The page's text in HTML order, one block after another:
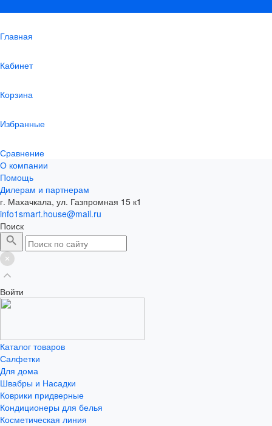
Главная
Кабинет
Корзина
Избранные
Сравнение
О компании
Помощь
Дилерам и партнерам
г. Махачкала, ул. Газпромная 15 к1
info1smart.house@mail.ru
Поиск
Войти
Каталог товаров
Салфетки
Для дома
Швабры и Насадки
Коврики придверные
Кондиционеры для белья
Косметическая линия